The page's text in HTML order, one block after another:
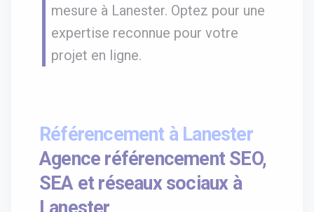
mesure à Lanester. Optez pour une
expertise reconnue pour votre
projet en ligne.
Référencement à Lanester
Agence référencement SEO,
SEA et réseaux sociaux à